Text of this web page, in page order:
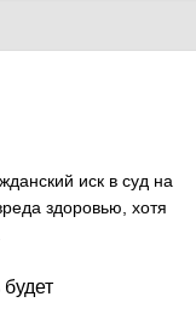
иск в суд на
здоровью, хотя